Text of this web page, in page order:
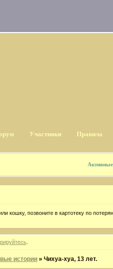
Участники Правила
кошку, позвоните в картотеку по
истории »Чихуа-хуа, 13 лет.